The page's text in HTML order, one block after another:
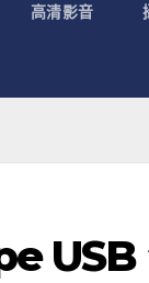
高清影音
USB